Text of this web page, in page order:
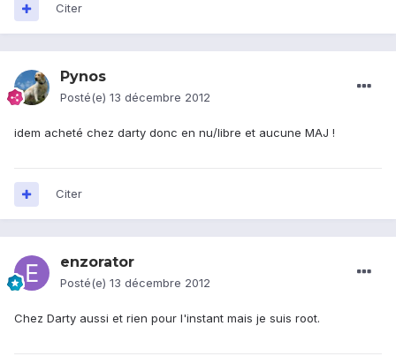
Citer
Pynos
Posté(e) 13 décembre 2012
idem acheté chez darty donc en nu/libre et aucune MAJ !
Citer
enzorator
Posté(e) 13 décembre 2012
Chez Darty aussi et rien pour l'instant mais je suis root.